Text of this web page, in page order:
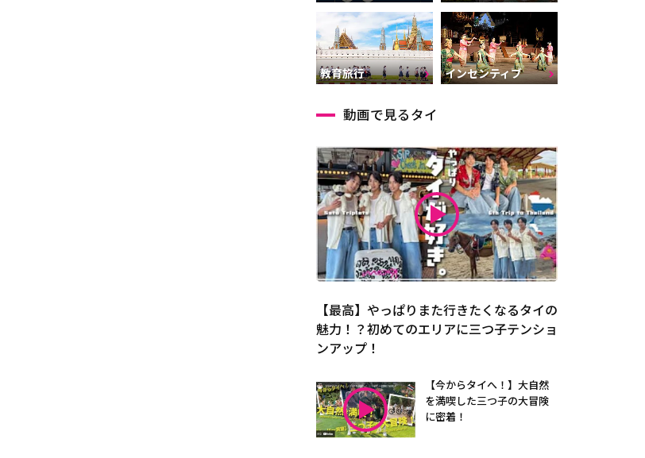
教育旅行 インセンティブ
動画で見るタイ
【最高】やっぱりまた行きたくなるタイの
魅力！？初めてのエリアに三つ子テンショ
ンアップ！
【今からタイへ！】大自然
を満喫した三つ子の大冒険
に密着！